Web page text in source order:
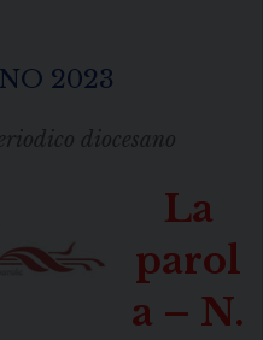
2023
diocesano
La
parol
a – N.